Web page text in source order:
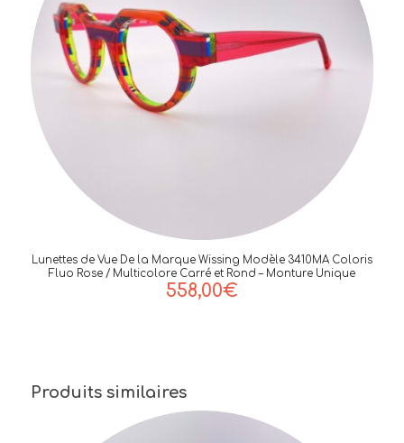
Lunettes de Vue De la Marque Wissing Modèle 3410MA Coloris
Fluo Rose / Multicolore Carré et Rond – Monture Unique
558,00€
Produits similaires